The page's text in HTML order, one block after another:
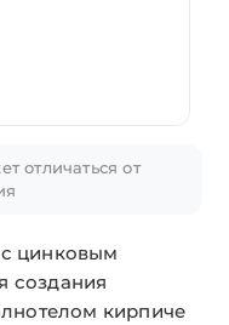
отличаться от
цинковым
создания
кирпиче